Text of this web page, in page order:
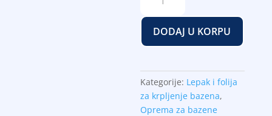
folija
krpljenje
Gre
(V12)
količina
DODAJ U KORPU
Kategorije: Lepak i folija
za krpljenje bazena,
Oprema za bazene